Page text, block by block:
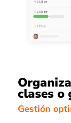
clases o
Gestión